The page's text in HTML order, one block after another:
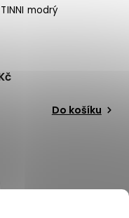
modrý
Do košíku